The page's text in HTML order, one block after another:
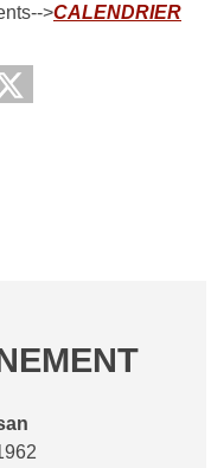
>CALENDRIER